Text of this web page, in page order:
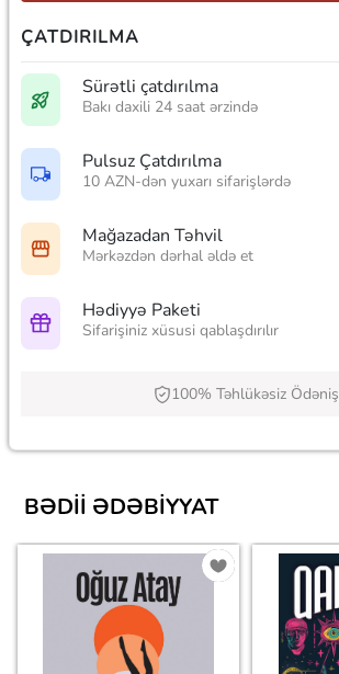
ÇATDIRILMA
Sürətli çatdırılma
Bakı daxili 24 saat ərzində
Pulsuz Çatdırılma
10 AZN-dən yuxarı sifarişlərdə
Mağazadan Təhvil
Mərkəzdən dərhal əldə et
Hədiyyə Paketi
Sifarişiniz xüsusi qablaşdırılır
100% Təhlükəsiz Ödəniş
BƏDII ƏDƏBIYYAT